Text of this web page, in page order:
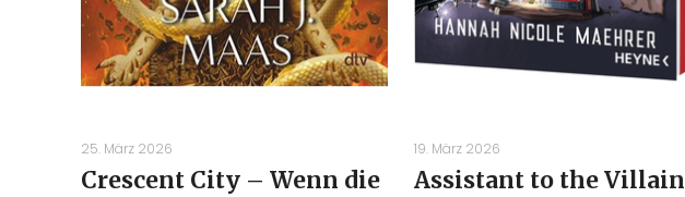
25. März 2026
Crescent City – Wenn die
19. März 2026
Assistant to the Villain